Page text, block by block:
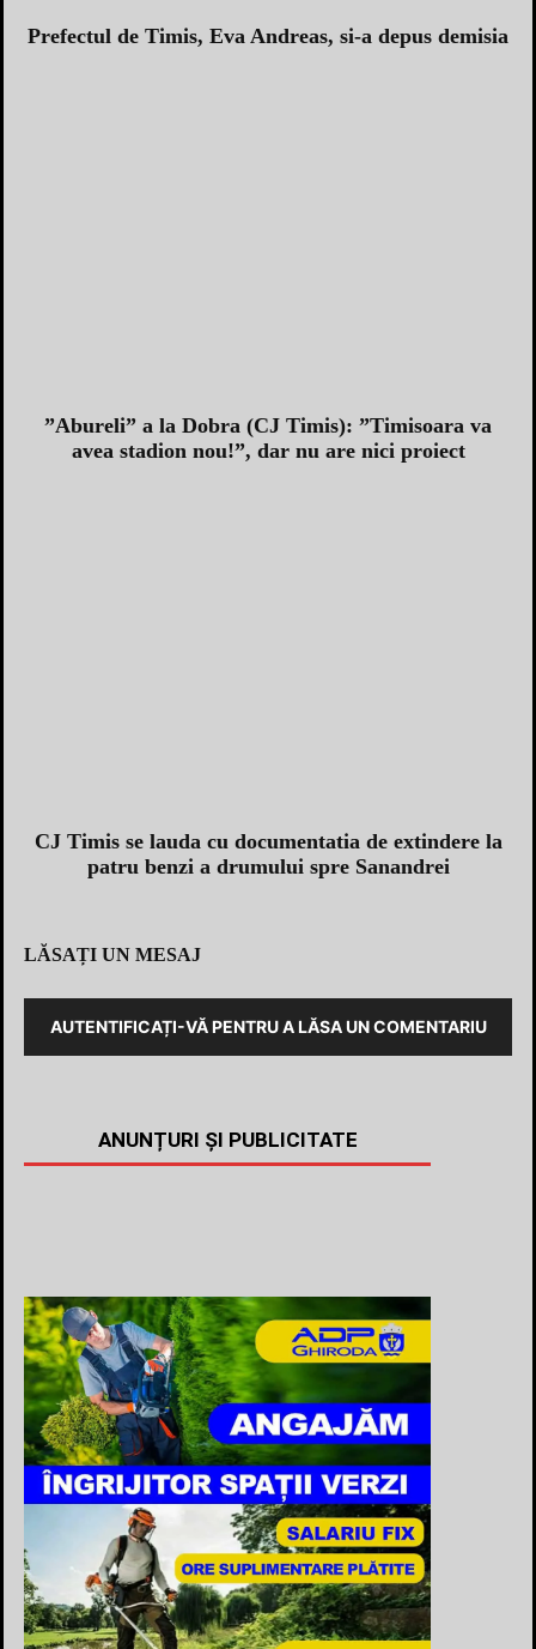
Prefectul de Timis, Eva Andreas, si-a depus demisia
”Abureli” a la Dobra (CJ Timis): ”Timisoara va
avea stadion nou!”, dar nu are nici proiect
CJ Timis se lauda cu documentatia de extindere la
patru benzi a drumului spre Sanandrei
LĂSAȚI UN MESAJ
AUTENTIFICAȚI-VĂ PENTRU A LĂSA UN COMENTARIU
ANUNȚURI ȘI PUBLICITATE